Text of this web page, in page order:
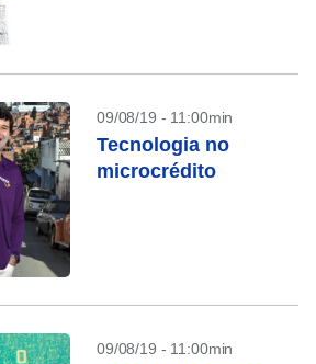
09/08/19 - 11:00min
Tecnologia no
microcrédito
09/08/19 - 11:00min